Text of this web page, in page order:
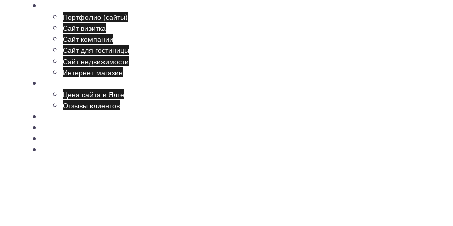
Портфолио (сайты)
Сайт визитка
Сайт компании
Сайт для гостиницы
Сайт недвижимости
Интернет магазин
Цена сайта в Ялте
Отзывы клиентов